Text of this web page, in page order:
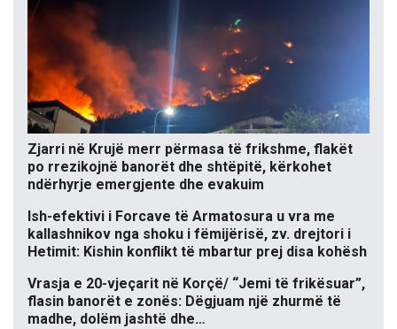
Zjarri në Krujë merr përmasa të frikshme, flakët
po rrezikojnë banorët dhe shtëpitë, kërkohet
ndërhyrje emergjente dhe evakuim
Ish-efektivi i Forcave të Armatosura u vra me
kallashnikov nga shoku i fëmijërisë, zv. drejtori i
Hetimit: Kishin konflikt të mbartur prej disa kohësh
Vrasja e 20-vjeçarit në Korçë/ “Jemi të frikësuar”,
flasin banorët e zonës: Dëgjuam një zhurmë të
madhe, dolëm jashtë dhe…